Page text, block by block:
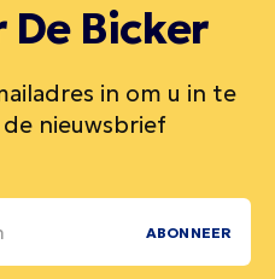
Bicker
in om u in te
nieuwsbrief
ABONNEER